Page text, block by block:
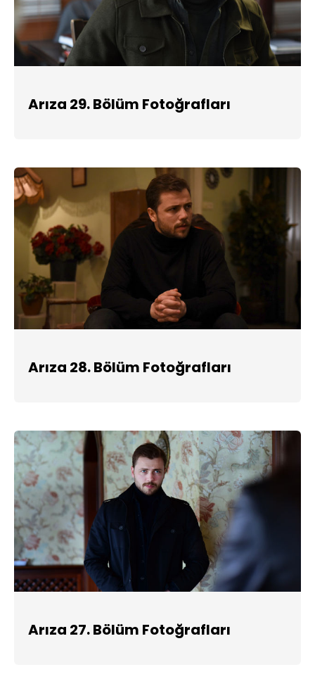
Arıza 29. Bölüm Fotoğrafları
Arıza 28. Bölüm Fotoğrafları
Arıza 27. Bölüm Fotoğrafları